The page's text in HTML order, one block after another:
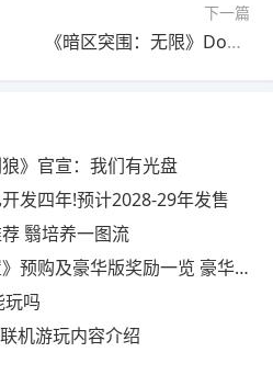
下一篇
《暗区突围：无限》Donk对战Dank1ng？
》官宣：我们有光盘
发四年!预计2028-29年发售
翳培养一图流
购及豪华版奖励一览 豪华版有什么
玩吗
机游玩内容介绍